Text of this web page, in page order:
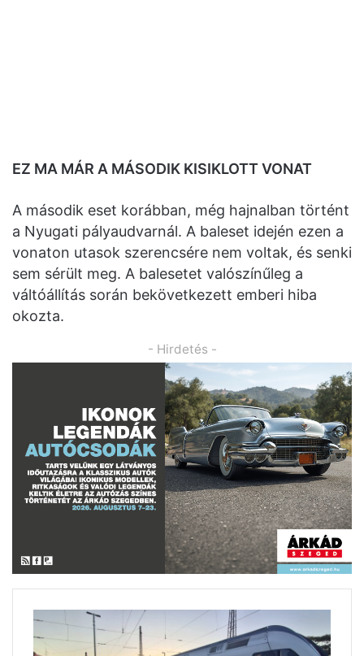
EZ MA MÁR A MÁSODIK KISIKLOTT VONAT
A második eset korábban, még hajnalban történt
a Nyugati pályaudvarnál. A baleset idején ezen a
vonaton utasok szerencsére nem voltak, és senki
sem sérült meg. A balesetet valószínűleg a
váltóállítás során bekövetkezett emberi hiba
okozta.
- Hirdetés -